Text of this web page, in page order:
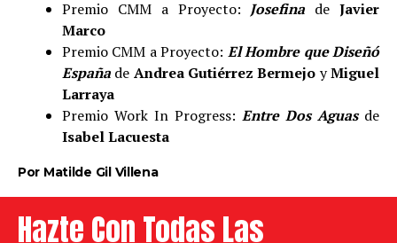
Premio CMM a Proyecto: Josefina deJavier
Marco
Premio CMM a Proyecto: El Hombre que Diseñó
España de Andrea Gutiérrez Bermejo yMiguel
Larraya
Premio Work In Progress: Entre Dos Aguasde
Isabel Lacuesta
Por Matilde Gil Villena
Hazte Con Todas Las